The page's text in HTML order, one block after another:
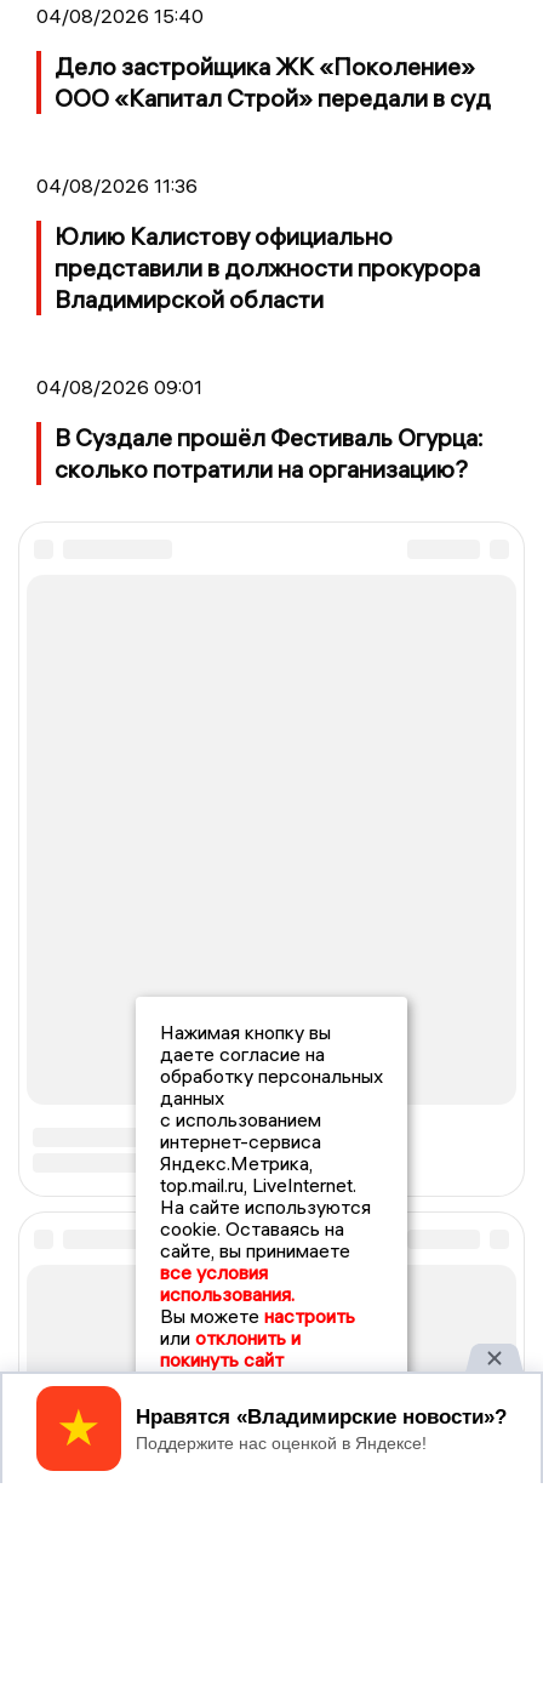
04/08/2026 15:40
Дело застройщика ЖК «Поколение»
ООО «Капитал Строй» передали в суд
04/08/2026 11:36
Юлию Калистову официально
представили в должности прокурора
Владимирской области
04/08/2026 09:01
В Суздале прошёл Фестиваль Огурца:
сколько потратили на организацию?
Нажимая кнопку вы
даете согласие на
обработку персональных
данных
с использованием
интернет-сервиса
Яндекс.Метрика,
top.mail.ru, LiveInternet.
На сайте используются
cookie. Оставаясь на
сайте, вы принимаете
все условия
использования.
Вы можете настроить
или отклонить и
покинуть сайт
Принять